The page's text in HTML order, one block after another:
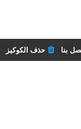
حذف الكوكيز بنا